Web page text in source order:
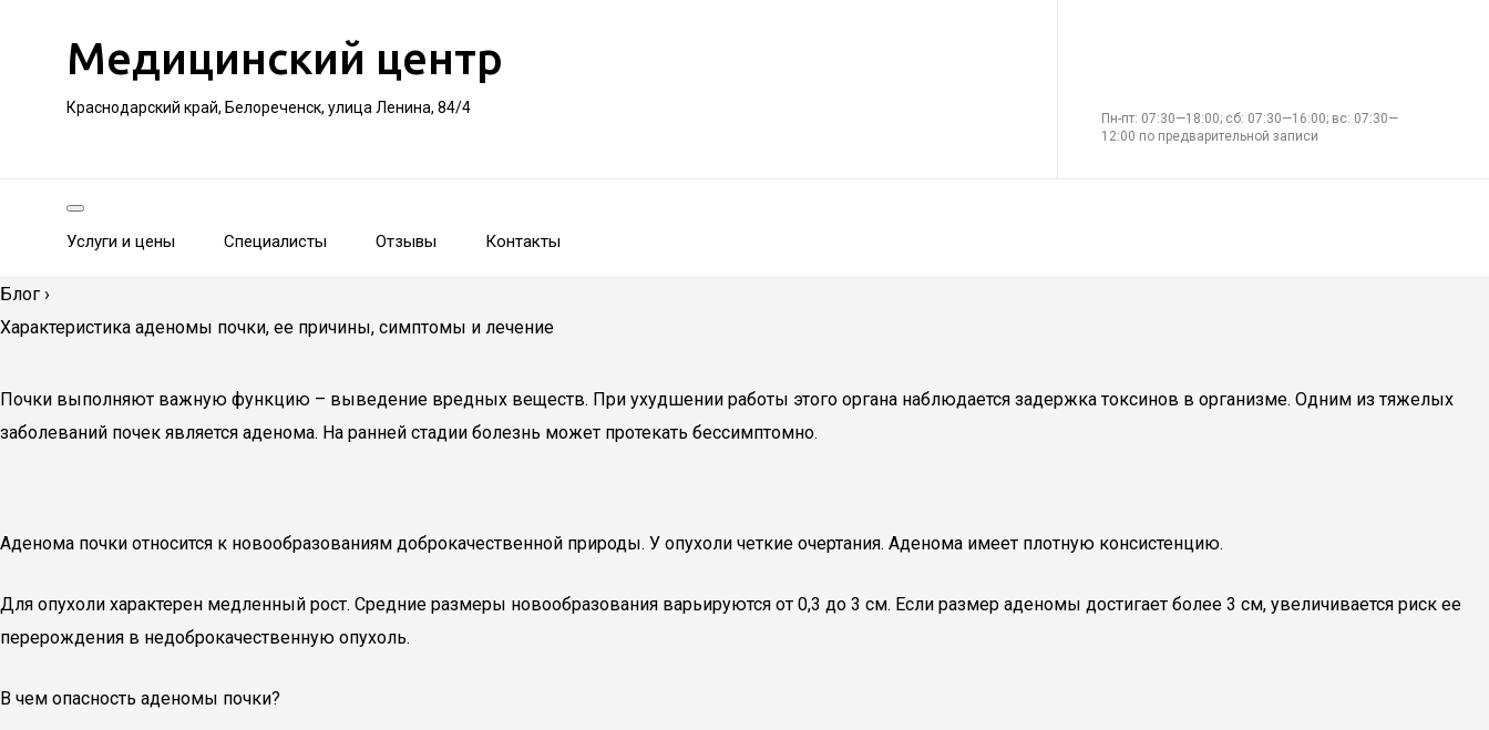
Медицинский центр
Краснодарский край, Белореченск, улица Ленина, 84/4
Пн-пт: 07:30—18:00; сб: 07:30—16:00; вс: 07:30—
12:00 по предварительной записи
Услуги и цены Специалисты Отзывы Контакты
Блог ›
Характеристика аденомы почки, ее причины, симптомы и лечение
Почки выполняют важную функцию – выведение вредных веществ. При ухудшении работы этого органа наблюдается задержка токсинов в организме. Одним из тяжелых
заболеваний почек является аденома. На ранней стадии болезнь может протекать бессимптомно.
Аденома почки относится к новообразованиям доброкачественной природы. У опухоли четкие очертания. Аденома имеет плотную консистенцию.
Для опухоли характерен медленный рост. Средние размеры новообразования варьируются от 0,3 до 3 см. Если размер аденомы достигает более 3 см, увеличивается риск ее
перерождения в недоброкачественную опухоль.
В чем опасность аденомы почки?